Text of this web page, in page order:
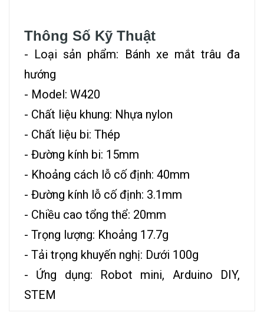
Thông Số Kỹ Thuật
- Loại sản phẩm: Bánh xe mắt trâu đa
hướng
- Model: W420
- Chất liệu khung: Nhựa nylon
- Chất liệu bi: Thép
- Đường kính bi: 15mm
- Khoảng cách lỗ cố định: 40mm
- Đường kính lỗ cố định: 3.1mm
- Chiều cao tổng thể: 20mm
- Trọng lượng: Khoảng 17.7g
- Tải trọng khuyến nghị: Dưới 100g
- Ứng dụng: Robot mini, Arduino DIY,
STEM